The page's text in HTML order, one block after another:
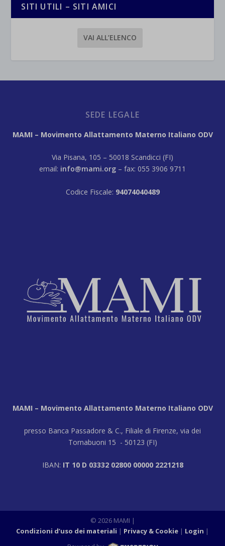
SITI UTILI – SITI AMICI
VAI ALL’ELENCO
SEDE LEGALE
MAMI – Movimento Allattamento Materno Italiano ODV
Via Pisana, 105 – 50018 Scandicci (FI)
email: info@mami.org – fax: 055 3906 9711
Codice Fiscale: 94074040489
MAMI – Movimento Allattamento Materno Italiano ODV
presso Banca Passadore & C., Filiale di Firenze, via dei
Tornabuoni 15 - 50123 (FI)
IBAN: IT 10 D 03332 02800 00000 2221218
© 2026 MAMI |
Condizioni d’uso dei materiali
Privacy & Cookie Login |